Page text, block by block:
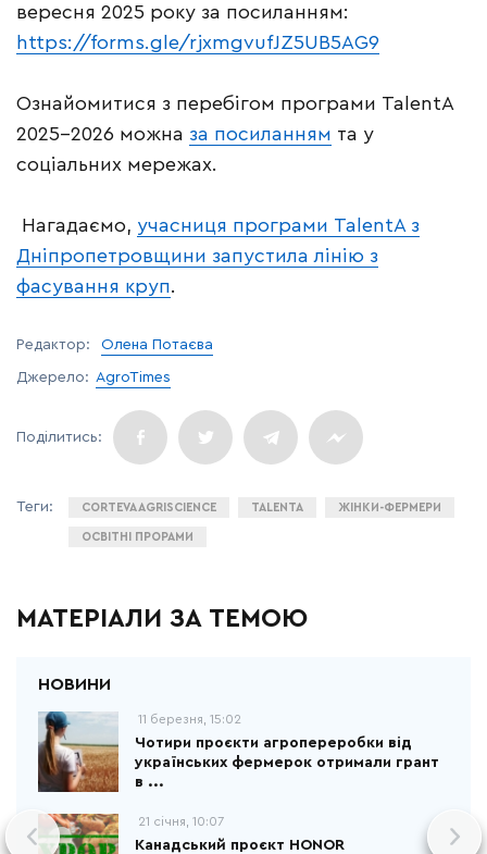
вересня 2025 року за посиланням:
https://forms.gle/rjxmgvufJZ5UB5AG9
Ознайомитися з перебігом програми TalentA
2025-2026 можна за посиланням та у
соціальних мережах.
Нагадаємо, учасниця програми TalentA з
Дніпропетровщини запустила лінію з
фасування круп.
Редактор: Олена Потаєва
Джерело: AgroTimes
CORTEVA AGRISCIENCE TALENTA ЖІНКИ-ФЕРМЕРИ
ОСВІТНІ ПРОРАМИ
МАТЕРІАЛИ ЗА ТЕМОЮ
11 березня, 15:02
Чотири проєкти агропереробки від
українських фермерок отримали грант
в ...
21 січня, 10:07
Канадський проєкт HONOR